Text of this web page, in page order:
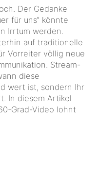
Der Gedanke
für uns“ könnte
Irrtum werden.
auf traditionelle
Vorreiter völlig neue
Stream-
diese
wert ist, sondern Ihr
Grad-Video lohnt